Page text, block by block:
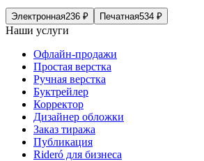
Электронная236 ₽ Печатная534 ₽
Наши услуги
Офлайн-продажи
Простая верстка
Ручная верстка
Буктрейлер
Корректор
Дизайнер обложки
Заказ тиража
Публикация
Rideró для бизнеса